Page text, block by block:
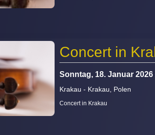
Concert in
Sonntag, 18. Januar 2026
Krakau - Krakau, Polen
Concert in Krakau